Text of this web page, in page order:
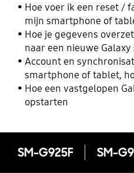
Hoe voer ik een reset /
mijn smartphone of
Hoe je gegevens
naar een nieuwe
Switch
Account en
smartphone of tablet,
Hoe een vastgelopen
opstarten
SM-G925F SM-